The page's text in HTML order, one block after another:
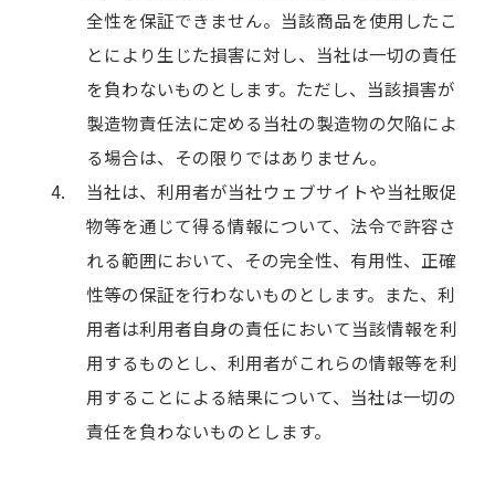
全性を保証できません。当該商品を使用したこ
とにより生じた損害に対し、当社は一切の責任
を負わないものとします。ただし、当該損害が
製造物責任法に定める当社の製造物の欠陥によ
る場合は、その限りではありません。
当社は、利用者が当社ウェブサイトや当社販促
物等を通じて得る情報について、法令で許容さ
れる範囲において、その完全性、有用性、正確
性等の保証を行わないものとします。また、利
用者は利用者自身の責任において当該情報を利
用するものとし、利用者がこれらの情報等を利
用することによる結果について、当社は一切の
責任を負わないものとします。